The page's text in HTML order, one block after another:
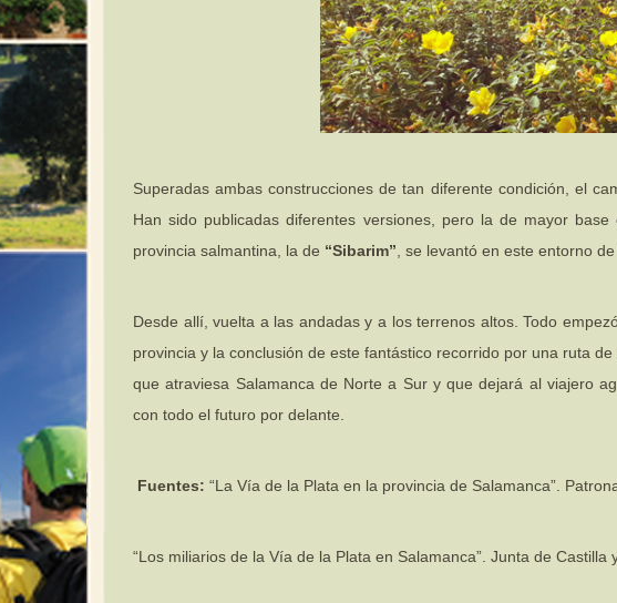
Superadas ambas construcciones de tan diferente condición, el
Han sido publicadas diferentes versiones, pero la de mayor
provincia salmantina, la de “Sibarim” , se levantó en este entorno de
Desde allí, vuelta a las andadas y a los terrenos altos. Todo
provincia y la conclusión de este fantástico recorrido por una ruta
que atraviesa Salamanca de Norte a Sur y que dejará al viajero
con todo el futuro por delante.
Fuentes: “La Vía de la Plata en la provincia de Salamanca”.
“Los miliarios de la Vía de la Plata en Salamanca”. Junta de Castilla